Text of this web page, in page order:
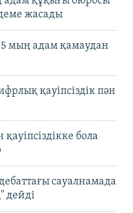
жасады
мың адам қамаудан
қауіпсіздік пән
бола
сауалнамада
дейді